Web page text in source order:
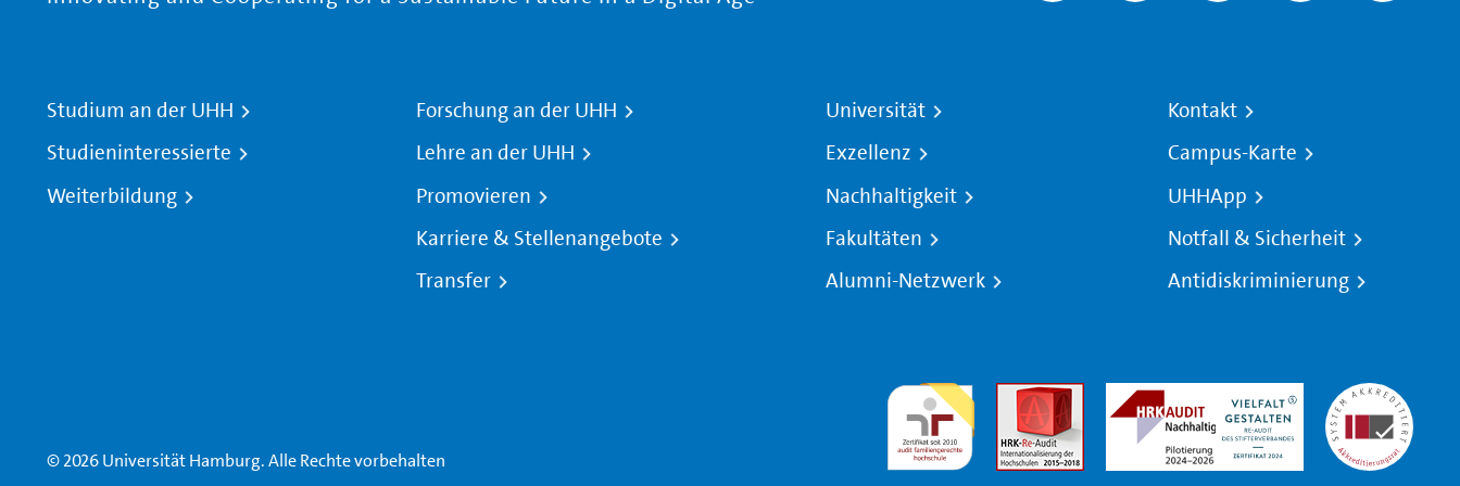
Studium an der UHH
Studieninteressierte
Weiterbildung
Forschung an der UHH
Lehre an der UHH
Promovieren
Karriere & Stellenangebote
Transfer
Universität
Exzellenz
Nachhaltigkeit
Fakultäten
Alumni-Netzwerk
Kontakt
Campus-Karte
UHHApp
Notfall & Sicherheit
Antidiskriminierung
© 2026 Universität Hamburg. Alle Rechte vorbehalten